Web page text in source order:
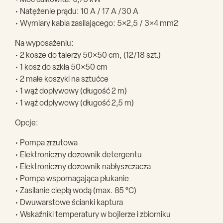
• Natężenie prądu: 10 A / 17 A /30 A
• Wymiary kabla zasilającego: 5×2,5 / 3×4 mm2
Na wyposażeniu:
• 2 kosze do talerzy 50×50 cm, (12/18 szt.)
• 1 kosz do szkła 50×50 cm
• 2 małe koszyki na sztućce
• 1 wąż dopływowy (długość 2 m)
• 1 wąż odpływowy (długość 2,5 m)
Opcje:
• Pompa zrzutowa
• Elektroniczny dozownik detergentu
• Elektroniczny dozownik nabłyszczacza
• Pompa wspomagająca płukanie
• Zasilanie ciepłą wodą (max. 85 °C)
• Dwuwarstowe ścianki kaptura
• Wskaźniki temperatury w bojlerze i zbiorniku